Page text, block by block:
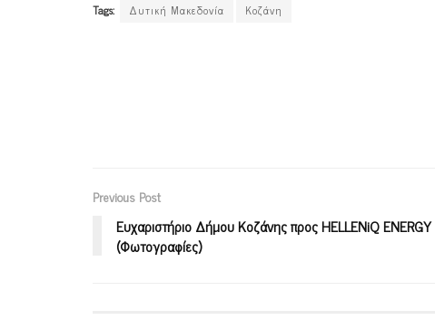
Tags: Δυτική Μακεδονία Κοζάνη
Previous Post
Ευχαριστήριο Δήμου Κοζάνης προς HELLENiQ ENERGY
(Φωτογραφίες)